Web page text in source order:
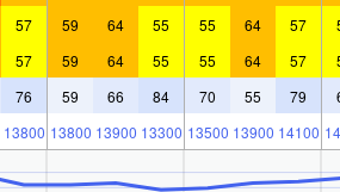
57 59 64 55 55 64 57
57 59 64 55 55 64 57
76 59 66 84 70 55 79
13800 13800 13900 13300 13500 13900 14100